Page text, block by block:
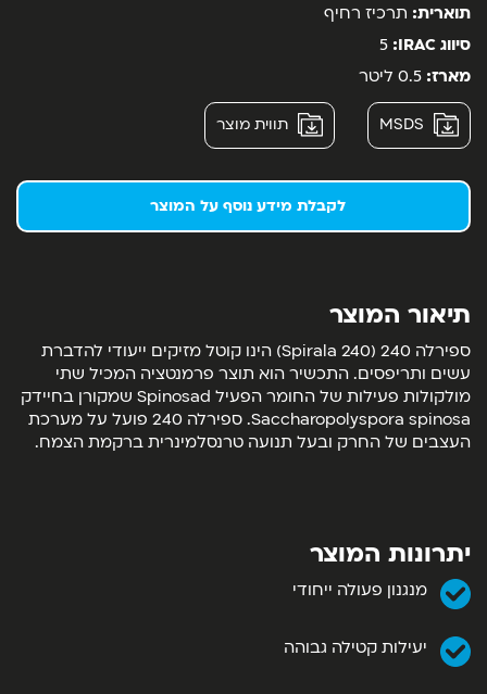
תיאור המוצר
ספירלה 240 (Spirala 240) הינו קוטל מזיקים ייעודי להדברת
עשים ותריפסים. התכשיר הוא תוצר פרמנטציה המכיל שתי
מולקולות פעילות של החומר הפעיל Spinosad שמקורן בחיידק
Saccharopolyspora spinosa. ספירלה 240 פועל על מערכת
העצבים של החרק ובעל תנועה טרנסלמינרית ברקמת הצמח.
יתרונות המוצר
מנגנון פעולה ייחודי
יעילות קטילה גבוהה
תוארית: תרכיז רחיף
סיווג IRAC
:
מארז:
MSDS תווית מוצר
לקבלת מידע נוסף על המוצר